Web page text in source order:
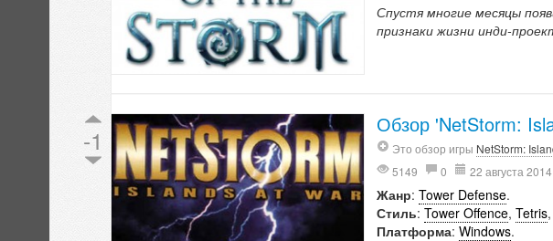
Спустя многие месяцы
признаки жизни инди-
-1 Обзор 'NetStorm:
Это обзор игры NetStorm:
5149
0 22 августа 2014
Жанр: Tower Defense.
Стиль: Tower Offence, Tetris,
Платформа: Windows.